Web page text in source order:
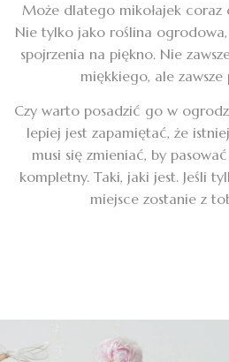
Może dlatego mikołajek coraz
Nie tylko jako roślina
spojrzenia na piękno. Nie
miękkiego, ale
Czy warto posadzić go w
lepiej jest zapamiętać, że
musi się zmieniać, by
kompletny. Taki, jaki jest. Jeśli
miejsce zostanie z